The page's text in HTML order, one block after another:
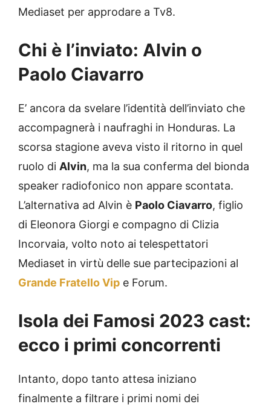
Mediaset per approdare a Tv8.
Chi è l’inviato: Alvin o
Paolo Ciavarro
E’ ancora da svelare l’identità dell’inviato che
accompagnerà i naufraghi in Honduras. La
scorsa stagione aveva visto il ritorno in quel
ruolo di Alvin, ma la sua conferma del bionda
speaker radiofonico non appare scontata.
L’alternativa ad Alvin è Paolo Ciavarro, figlio
di Eleonora Giorgi e compagno di Clizia
Incorvaia, volto noto ai telespettatori
Mediaset in virtù delle sue partecipazioni al
Grande Fratello Vip e Forum.
Isola dei Famosi 2023 cast:
ecco i primi concorrenti
Intanto, dopo tanto attesa iniziano
finalmente a filtrare i primi nomi dei